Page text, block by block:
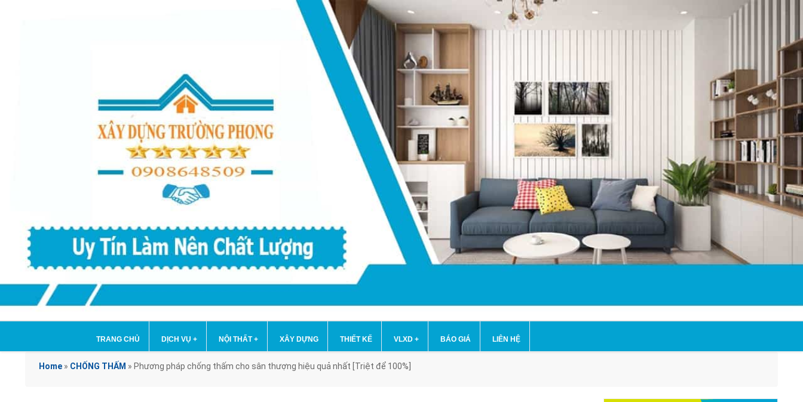
TRANG CHỦ DỊCH VỤ + NỘI THẤT+ XÂY DỰNG THIẾT KẾ VLXD + BÁO GIÁ LIÊN HỆ
Home » CHỐNG THẤM » Phương pháp chống thấm cho sân thượng hiệu quả nhất [Triệt để 100%]